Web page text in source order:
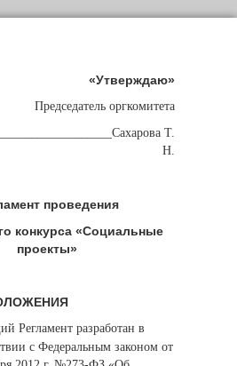
«Утверждаю»
Председатель оргкомитета
Т.
Н.
проведения
конкурса «Социальные
проекты»
Регламент разработан в
с Федеральным законом от